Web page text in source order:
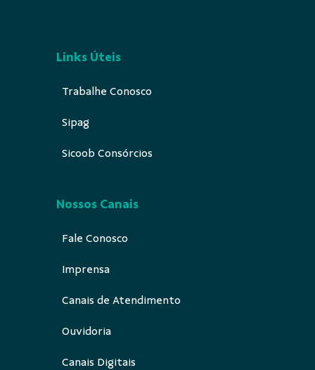
Links Úteis
Trabalhe Conosco
Sipag
Sicoob Consórcios
Nossos Canais
Fale Conosco
Imprensa
Canais de Atendimento
Ouvidoria
Canais Digitais